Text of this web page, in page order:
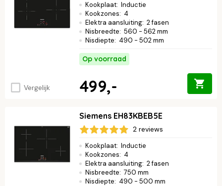
Vergelijk
Kookplaat: Inductie
Kookzones: 4
Elektra aansluiting: 2 fasen
Nisbreedte: 560 - 562 mm
Nisdiepte: 490 - 502 mm
Op voorraad
499,-
Siemens EH83KBEB5E
2 reviews
Kookplaat: Inductie
Kookzones: 4
Elektra aansluiting: 2 fasen
Nisbreedte: 750 mm
Nisdiepte: 490 - 500 mm